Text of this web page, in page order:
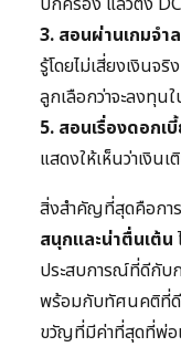
3. สอนผ่านเกมจำ
รู้โดยไม่เสี่ยงเงินจริง
ลูกเลือกว่าจะลงทุน
5. สอนเรื่องดอกเ
แสดงให้เห็นว่าเงินเ
สิ่งสำคัญที่สุดคือการ
สนุกและน่าตื่นเต้น
ประสบการณ์ที่ดีกับก
พร้อมกับทัศนคติที่ดี
ขวัญที่มีค่าที่สุดที่พ่อ